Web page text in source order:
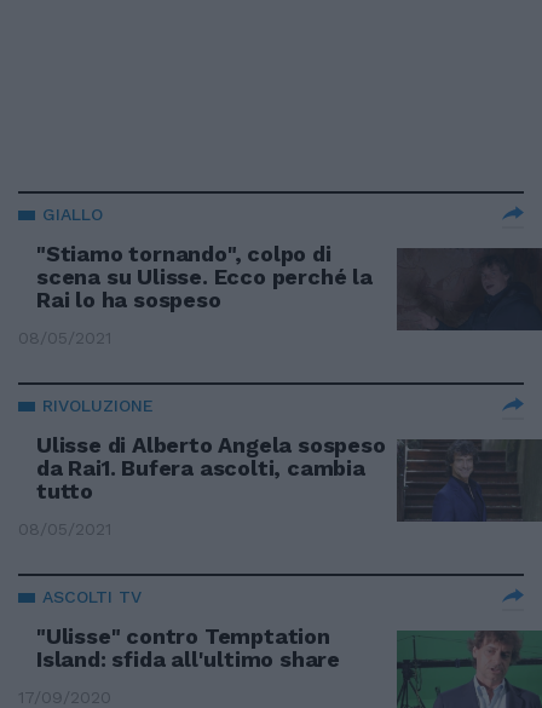
GIALLO
"Stiamo tornando", colpo di
scena su Ulisse. Ecco perché la
Rai lo ha sospeso
08/05/2021
RIVOLUZIONE
Ulisse di Alberto Angela sospeso
da Rai1. Bufera ascolti, cambia
tutto
08/05/2021
ASCOLTI TV
"Ulisse" contro Temptation
Island: sfida all'ultimo share
17/09/2020